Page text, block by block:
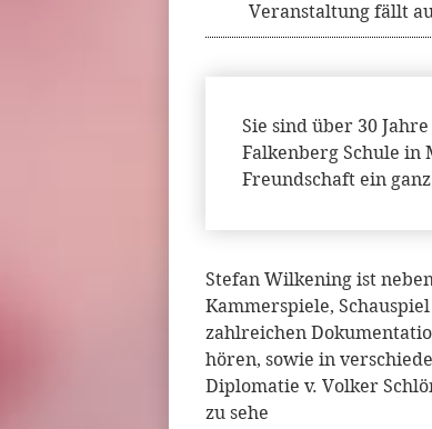
Veranstaltung fällt
Sie sind über 30
Falkenberg Schule in
Freundschaft ein
Stefan Wilkening ist
Kammerspiele,
zahlreichen
hören, sowie in
Diplomatie v. Volker
zu sehe